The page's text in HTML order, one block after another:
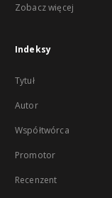
Zobacz więcej
Indeksy
Tytuł
Autor
Współtwórca
Promotor
Recenzent